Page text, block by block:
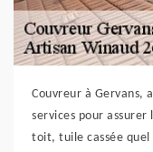
Couvreur à Gervans,
services pour
toit, tuile cassée quel